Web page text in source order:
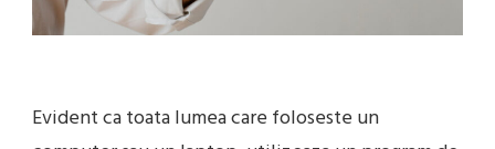
Evident ca toata lumea care foloseste un